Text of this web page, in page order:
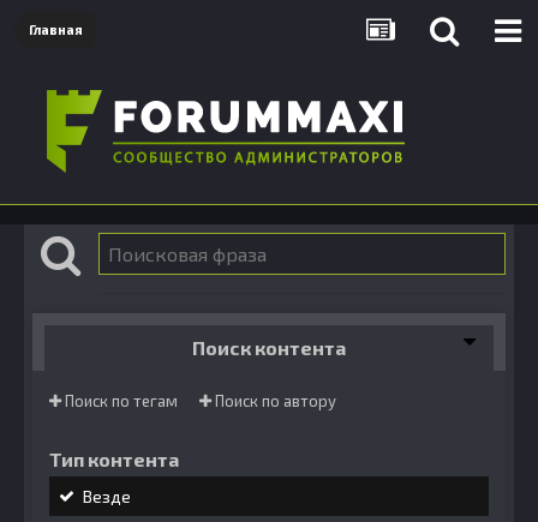
Главная
Поиск контента
Поиск по тегам Поиск по автору
Тип контента
Везде